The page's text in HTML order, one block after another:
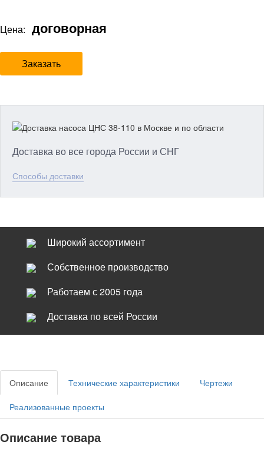
Цена: договорная
Заказать
Доставка во все города России и СНГ
Способы доставки
Широкий ассортимент
Собственное производство
Работаем с 2005 года
Доставка по всей России
Описание Технические характеристики Чертежи
Реализованные проекты
Описание товара